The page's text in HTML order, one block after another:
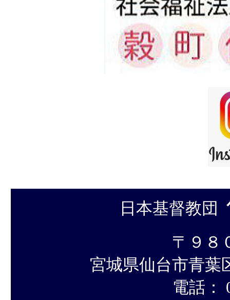
日本基督教団
〒９８
宮城県仙台市青葉
電話：